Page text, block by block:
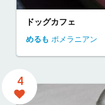
ドッグカフェ
めるも ポメラニアン
4